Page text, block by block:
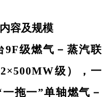
容及规模
9F级燃气－蒸汽联
级），一
拖一”单轴燃气－